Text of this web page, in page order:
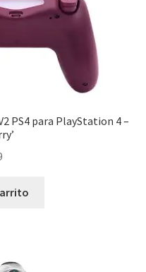
PS4 para PlayStation 4 –